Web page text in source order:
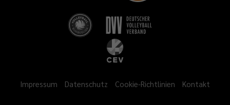
Impressum Datenschutz Cookie-Richtlinien Kontakt